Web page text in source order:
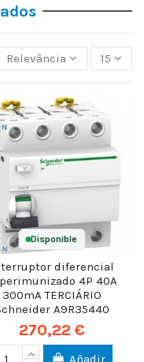
Relevância 15
Disponible
diferencial
4P 40A
300mA TERCIÁRIO
A9R35440
270,22 €
Añadir